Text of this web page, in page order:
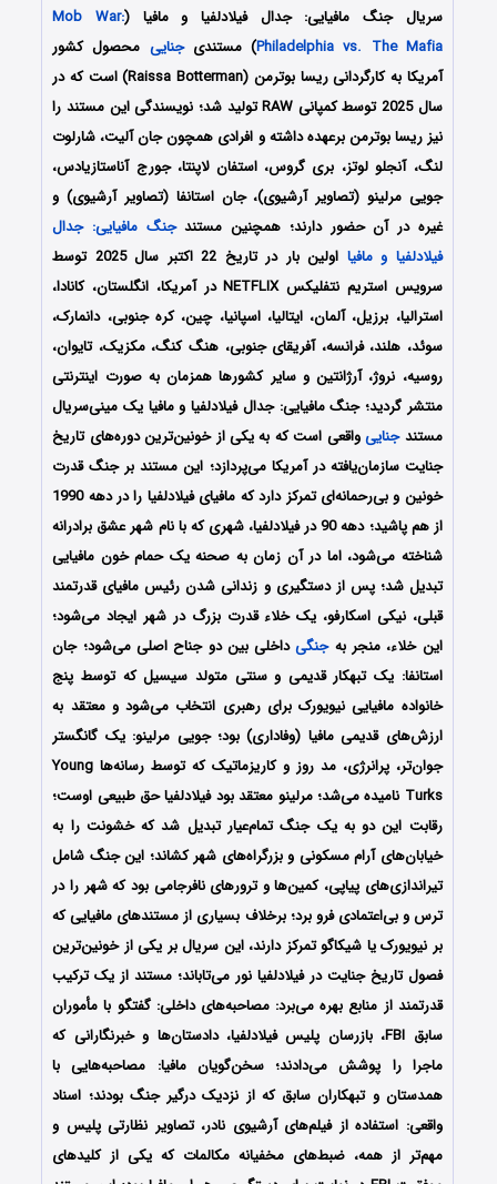
سریال جنگ مافیایی: جدال فیلادلفیا و مافیا (Mob War:
Philadelphia vs. The Mafia) مستندیجنایی محصول کشور
آمریکا به کارگردانی ریسا بوترمن (Raissa Botterman) است که در
سال 2025 توسط کمپانی RAW تولید شد؛ نویسندگی این مستند را
نیز ریسا بوترمن برعهده داشته و افرادی همچون جان آلیت، شارلوت
لنگ، آنجلو لوتز، بری گروس، استفان لاپنتا، جورج آناستازیادس،
جویی مرلینو (تصاویر آرشیوی)، جان استانفا (تصاویر آرشیوی) و
غیره در آن حضور دارند؛ همچنین مستندجنگ مافیایی: جدال
فیلادلفیا و مافیا
اولین بار در تاریخ 22 اکتبر سال 2025 توسط
سرویس استریم نتفلیکس NETFLIX در آمریکا، انگلستان، کانادا،
استرالیا، برزیل، آلمان، ایتالیا، اسپانیا، چین، کره جنوبی، دانمارک،
سوئد، هلند، فرانسه، آفریقای جنوبی، هنگ کنگ، مکزیک، تایوان،
روسیه، نروژ، آرژانتین و سایر کشورها همزمان به صورت اینترنتی
منتشر گردید؛ جنگ مافیایی: جدال فیلادلفیا و مافیا یک مینی‌سریال
مستندجناییواقعی است که به یکی از خونین‌ترین دوره‌های تاریخ
جنایت سازمان‌یافته در آمریکا می‌پردازد؛ این مستند بر جنگ قدرت
خونین و بی‌رحمانه‌ای تمرکز دارد که مافیای فیلادلفیا را در دهه 1990
از هم پاشید؛ دهه 90 در فیلادلفیا، شهری که با نام شهر عشق برادرانه
شناخته می‌شود، اما در آن زمان به صحنه یک حمام خون مافیایی
تبدیل شد؛ پس از دستگیری و زندانی شدن رئیس مافیای قدرتمند
قبلی، نیکی اسکارفو، یک خلاء قدرت بزرگ در شهر ایجاد می‌شود؛
این خلاء، منجر بهجنگیداخلی بین دو جناح اصلی می‌شود؛ جان
استانفا: یک تبهکار قدیمی و سنتی متولد سیسیل که توسط پنج
خانواده مافیایی نیویورک برای رهبری انتخاب می‌شود و معتقد به
ارزش‌های قدیمی مافیا (وفاداری) بود؛ جویی مرلینو: یک گانگستر
جوان‌تر، پرانرژی، مد روز و کاریزماتیک که توسط رسانه‌ها Young
Turks نامیده می‌شد؛ مرلینو معتقد بود فیلادلفیا حق طبیعی اوست؛
رقابت این دو به یک جنگ تمام‌عیار تبدیل شد که خشونت را به
خیابان‌های آرام مسکونی و بزرگراه‌های شهر کشاند؛ این جنگ شامل
تیراندازی‌های پیاپی، کمین‌ها و ترورهای نافرجامی بود که شهر را در
ترس و بی‌اعتمادی فرو برد؛ برخلاف بسیاری از مستندهای مافیایی که
بر نیویورک یا شیکاگو تمرکز دارند، این سریال بر یکی از خونین‌ترین
فصول تاریخ جنایت در فیلادلفیا نور می‌تاباند؛ مستند از یک ترکیب
قدرتمند از منابع بهره می‌برد: مصاحبه‌های داخلی: گفتگو با مأموران
سابق FBI، بازرسان پلیس فیلادلفیا، دادستان‌ها و خبرنگارانی که
ماجرا را پوشش می‌دادند؛ سخن‌گویان مافیا: مصاحبه‌هایی با
همدستان و تبهکاران سابق که از نزدیک درگیر جنگ بودند؛ اسناد
واقعی: استفاده از فیلم‌های آرشیوی نادر، تصاویر نظارتی پلیس و
مهم‌تر از همه، ضبط‌های مخفیانه مکالمات که یکی از کلیدهای